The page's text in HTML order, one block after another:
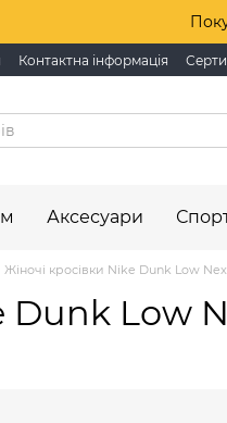
Контактна інформація
Аксесуари
Жіночі кросівки Nike Dunk Low
Dunk Low